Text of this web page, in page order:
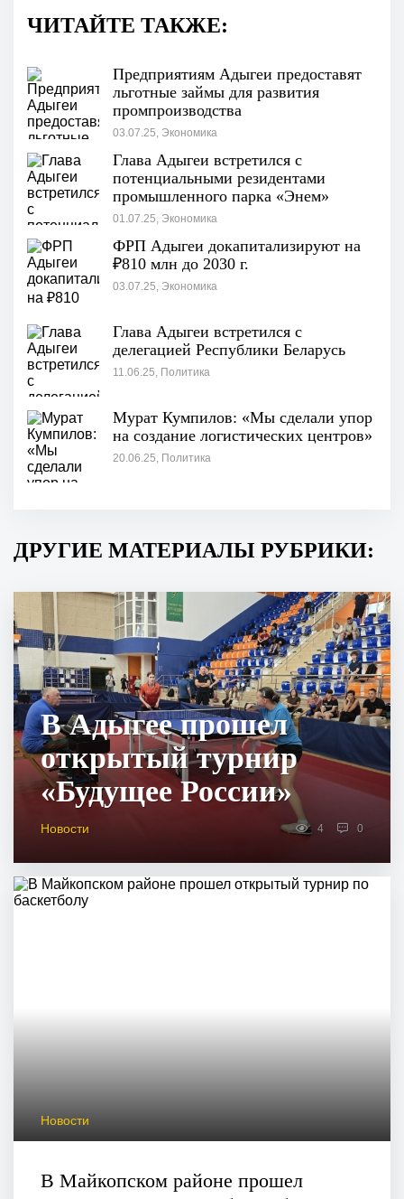
ЧИТАЙТЕ ТАКЖЕ:
Предприятиям Адыгеи предоставят
льготные займы для развития
промпроизводства
03.07.25, Экономика
Глава Адыгеи встретился с
потенциальными резидентами
промышленного парка «Энем»
01.07.25, Экономика
ФРП Адыгеи докапитализируют на
₽810 млн до 2030 г.
03.07.25, Экономика
Глава Адыгеи встретился с
делегацией Республики Беларусь
11.06.25, Политика
Мурат Кумпилов: «Мы сделали упор
на создание логистических центров»
20.06.25, Политика
ДРУГИЕ МАТЕРИАЛЫ РУБРИКИ:
В Адыгее прошел
открытый турнир
«Будущее России»
Новости 4 0
Новости
В Майкопском районе прошел